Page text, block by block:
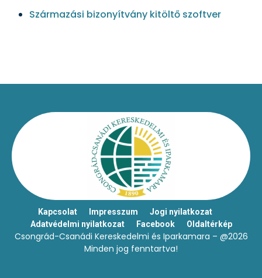
Származási bizonyítvány kitöltő szoftver
Kapcsolat Impresszum
Jogi nyilatkozat
Adatvédelmi nyilatkozat
Facebook Oldaltérkép
Csongrád-Csanádi Kereskedelmi és Iparkamara – @2026
Minden jog fenntartva!